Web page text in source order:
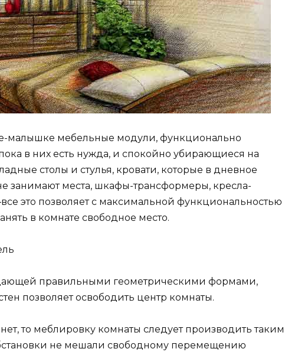
малышке мебельные модули, функционально
в них есть нужда, и спокойно убирающиеся на
столы и стулья, кровати, которые в дневное
занимают места, шкафы-трансформеры, кресла-
это позволяет с максимальной функциональностью
в комнате свободное место.
правильными геометрическими формами,
позволяет освободить центр комнаты.
то меблировку комнаты следует производить таким
не мешали свободному перемещению